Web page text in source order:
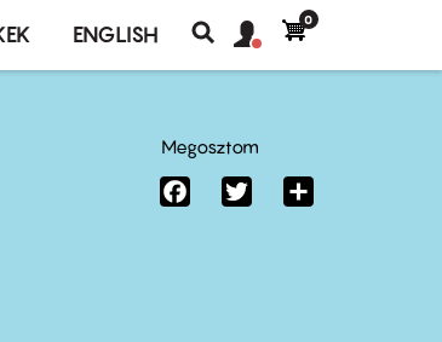
ENGLISH
Keresés
fiók
Felhasználói
0
Megosztom
FacebookTwitter